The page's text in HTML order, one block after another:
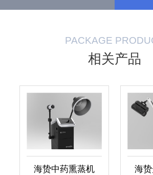
PACKAGE
相关产品
海贽中药熏蒸机 海